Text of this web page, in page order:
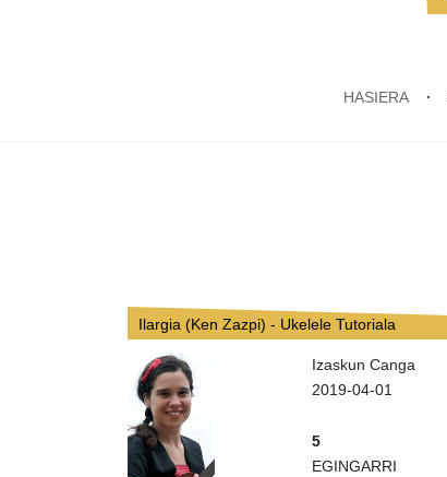
HASIERA
Ilargia (Ken Zazpi) - Ukelele Tutoriala
Izaskun Canga
2019-04-01
5
EGINGARRI